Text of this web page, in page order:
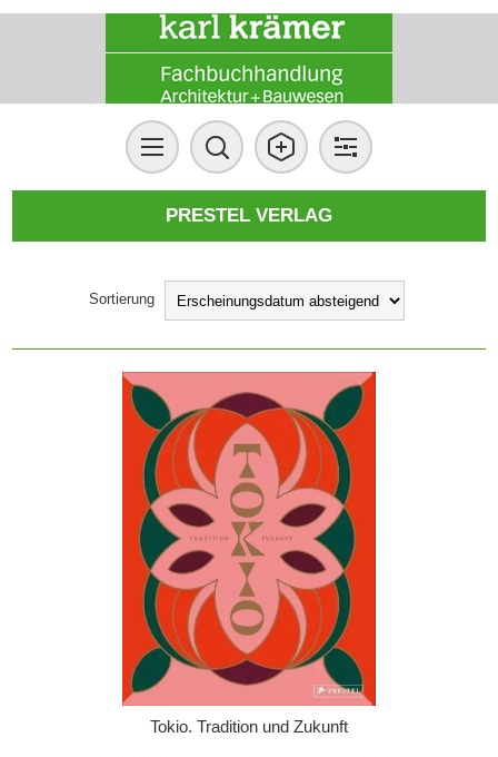
PRESTEL VERLAG
Sortierung
Tokio. Tradition und Zukunft